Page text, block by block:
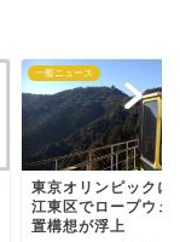
一般ニュース
東京オリンピックに
江東区でロープウェ
置構想が浮上